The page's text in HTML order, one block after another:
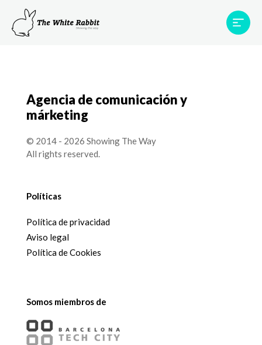
Proyectos
Testimonios
Agencia de comunicación y
márketing
© 2014 - 2026 Showing The Way
All rights reserved.
Políticas
Política de privacidad
Aviso legal
Política de Cookies
Somos miembros de